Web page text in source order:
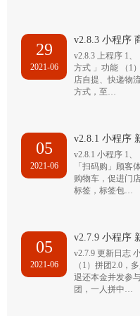
29
2021-06
v2.8.3 小程序
v2.8.3 上程序 1
方式 」功能 （1
店自提、快递物
方式，至…
05
2021-06
v2.8.1 小程序
v2.8.1 小程序 1
「扫码购」顾客
购物车，促进门
标签，标签包…
05
2021-06
v2.7.9 小程序
v2.7.9 更新日志
（1）拼团2.0，
退还本金并发参
团，一人拼中…